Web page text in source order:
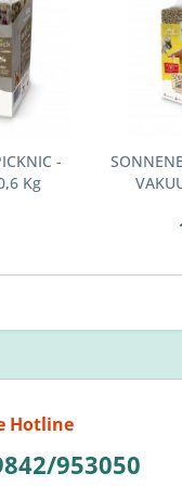
-
Kg
Hotline
953050